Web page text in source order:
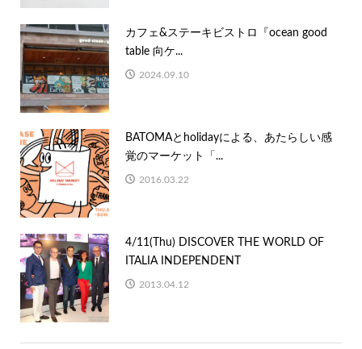
カフェ&ステーキビストロ『ocean good
table 向ケ...
2024.09.10
BATOMAとholidayによる、あたらしい感
覚のマーケット「...
2016.03.22
4/11(Thu) DISCOVER THE WORLD OF
ITALIA INDEPENDENT
2013.04.12